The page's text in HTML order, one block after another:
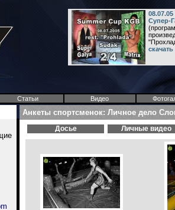
Супер-
Статьи Видео
Анкеты спортсменок: Личное дело
Досье Личные видео